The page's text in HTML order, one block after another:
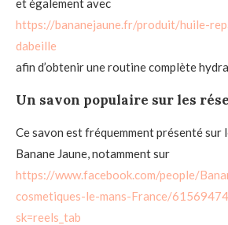
et également avec
https://bananejaune.fr/produit/huile-
dabeille
afin d’obtenir une routine complète
Un savon populaire sur les
Ce savon est fréquemment présenté sur
Banane Jaune, notamment sur
https://www.facebook.com/people/
cosmetiques-le-mans-France/
sk=reels_tab